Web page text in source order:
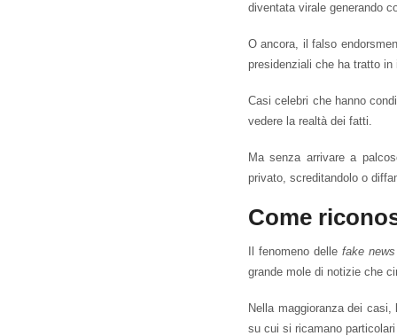
diventata virale generando
O ancora, il falso
presidenziali che ha tratto in
Casi celebri che hanno
vedere la realtà dei fatti.
Ma senza arrivare a
privato, screditandolo o
Come
Il fenomeno delle fake news
grande mole di notizie che
Nella maggioranza dei
su cui si ricamano